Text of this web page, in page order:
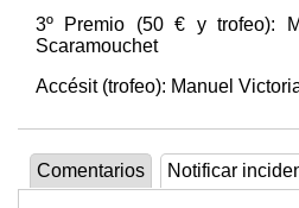
3º Premio (50 € y trofeo):
Scaramouchet
Accésit (trofeo): Manuel
Comentarios Notificar